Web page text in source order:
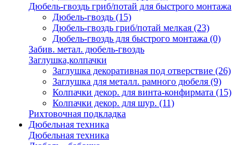
Дюбель-гвоздь гриб/потай для быстрого монтажа
Дюбель-гвоздь (15)
Дюбель-гвоздь гриб/потай мелкая (23)
Дюбель-гвоздь для быстрого монтажа (0)
Забив. метал. дюбель-гвоздь
Заглушка,колпачки
Заглушка декоративная под отверствие (26)
Заглушка для металл. рамного дюбеля (9)
Колпачки декор. для винта-конфирмата (15)
Колпачки декор. для шур. (11)
Рихтовочная подкладка
Дюбельная техника
Дюбельная техника